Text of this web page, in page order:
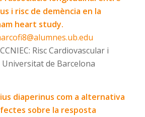
i risc de demència en la
heart study.
Risc Cardiovascular i
Universitat de Barcelona
diaperinus com a alternativa
sobre la resposta